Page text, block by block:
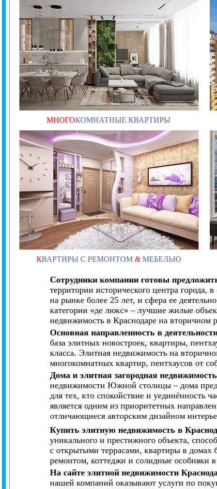
МНОГОКОМНАТНЫЕ КВАРТИРЫ
КВАРТИРЫ С РЕМОНТОМ&МЕБЕЛЬЮ
Сотрудники компании готовы
территории исторического центра
на рынке более 25 лет, и сфера ее
категории «де люкс» – лучшие жилые
недвижимость в Краснодаре на
Основная направленность в
база элитных новостроек, квартиры,
класса. Элитная недвижимость на
многокомнатных квартир, пентхаусов от
Дома и элитная загородная
недвижимости Южной столицы – дома
для тех, кто спокойствие и уединённость
является одним из приоритетных
отличающиеся авторским дизайном
Купить элитную недвижимость в
уникального и престижного объекта,
с открытыми террасами, квартиры в домах
ремонтом, коттеджи и солидные особняки
На сайте элитной недвижимости
нашей компаний оказывают услуги по